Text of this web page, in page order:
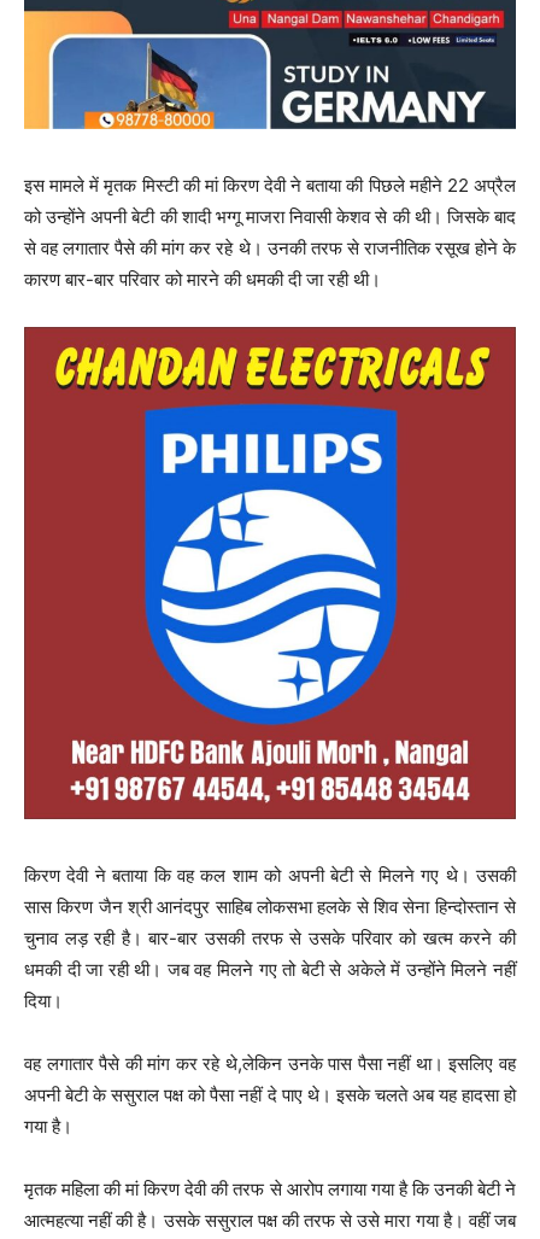
इस मामले में मृतक मिस्टी की मां किरण देवी ने बताया की पिछले महीने 22 अप्रैल
को उन्होंने अपनी बेटी की शादी भग्गू माजरा निवासी केशव से की थी। जिसके बाद
से वह लगातार पैसे की मांग कर रहे थे। उनकी तरफ से राजनीतिक रसूख होने के
कारण बार-बार परिवार को मारने की धमकी दी जा रही थी।
किरण देवी ने बताया कि वह कल शाम को अपनी बेटी से मिलने गए थे। उसकी
सास किरण जैन श्री आनंदपुर साहिब लोकसभा हलके से शिव सेना हिन्दोस्तान से
चुनाव लड़ रही है। बार-बार उसकी तरफ से उसके परिवार को खत्म करने की
धमकी दी जा रही थी। जब वह मिलने गए तो बेटी से अकेले में उन्होंने मिलने नहीं
दिया।
वह लगातार पैसे की मांग कर रहे थे,लेकिन उनके पास पैसा नहीं था। इसलिए वह
अपनी बेटी के ससुराल पक्ष को पैसा नहीं दे पाए थे। इसके चलते अब यह हादसा हो
गया है।
मृतक महिला की मां किरण देवी की तरफ से आरोप लगाया गया है कि उनकी बेटी ने
आत्महत्या नहीं की है। उसके ससुराल पक्ष की तरफ से उसे मारा गया है। वहीं जब